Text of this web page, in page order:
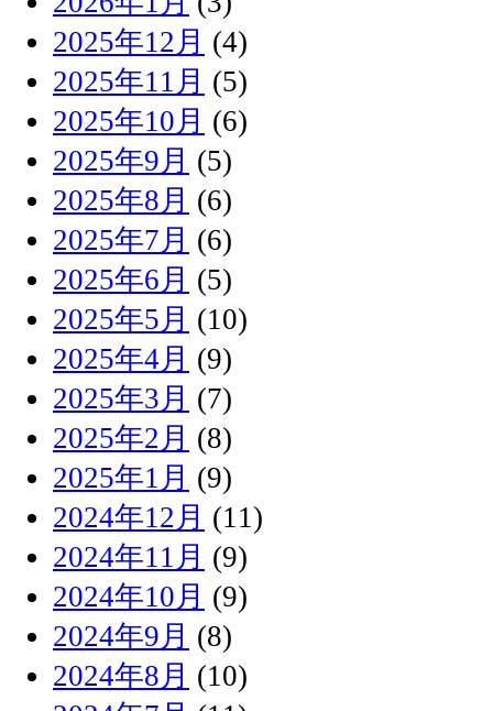
2025年12月 (4)
2025年11月 (5)
2025年10月 (6)
2025年9月 (5)
2025年8月 (6)
2025年7月 (6)
2025年6月 (5)
2025年5月 (10)
2025年4月 (9)
2025年3月 (7)
2025年2月 (8)
2025年1月 (9)
2024年12月 (11)
2024年11月 (9)
2024年10月 (9)
2024年9月 (8)
2024年8月 (10)